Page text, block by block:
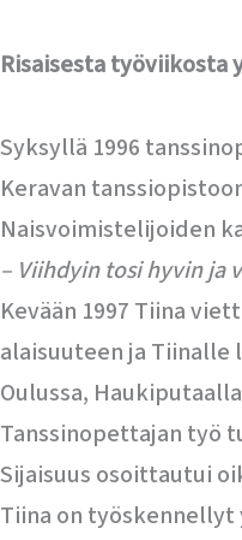
Risaisesta työviikosta
Syksyllä 1996
Keravan
Naisvoimistelijoiden
– Viihdyin tosi hyvin ja
Kevään 1997 Tiina
alaisuuteen ja
Oulussa,
Tanssinopettajan työ
Sijaisuus osoittautui
Tiina on työskennellyt